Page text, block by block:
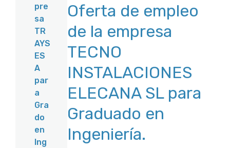
pre
sa
TR
AYS
ES
A
par
a
Gra
do
en
Ing
Oferta de empleo
de la empresa
TECNO
INSTALACIONES
ELECANA SL para
Graduado en
Ingeniería.